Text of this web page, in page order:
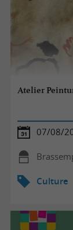
Atelier
07/08/
Culture